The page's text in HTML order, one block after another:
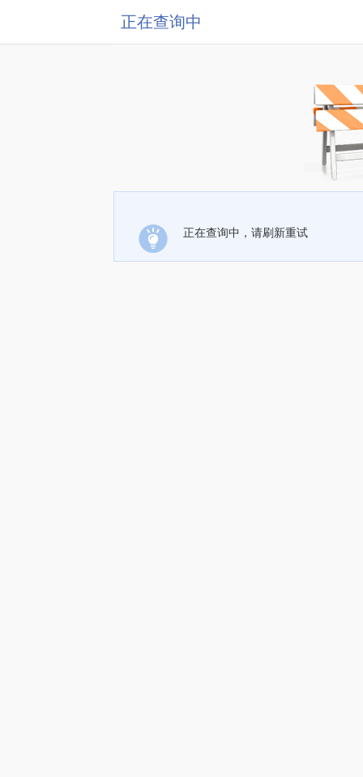
正在查询中
正在查询中，请刷新重试